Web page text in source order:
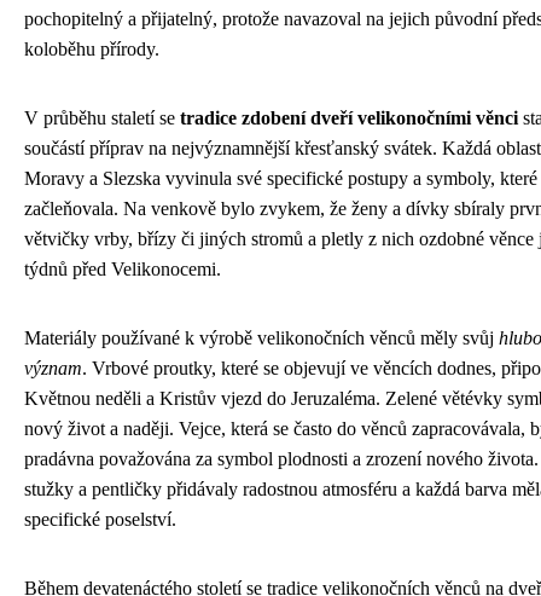
pochopitelný a přijatelný, protože navazoval na jejich původní
koloběhu přírody.
V průběhu staletí se tradice zdobení dveří velikonočními věnci
součástí příprav na nejvýznamnější křesťanský svátek. Každá
Moravy a Slezska vyvinula své specifické postupy a symboly,
začleňovala. Na venkově bylo zvykem, že ženy a dívky sbíraly
větvičky vrby, břízy či jiných stromů a pletly z nich ozdobné
týdnů před Velikonocemi.
Materiály používané k výrobě velikonočních věnců měly svůj
význam. Vrbové proutky, které se objevují ve věncích dodnes,
Květnou neděli a Kristův vjezd do Jeruzaléma. Zelené větévky
nový život a naději. Vejce, která se často do věnců zapracovávala,
pradávna považována za symbol plodnosti a zrození nového
stužky a pentličky přidávaly radostnou atmosféru a každá barva
specifické poselství.
Během devatenáctého století se tradice velikonočních věnců na